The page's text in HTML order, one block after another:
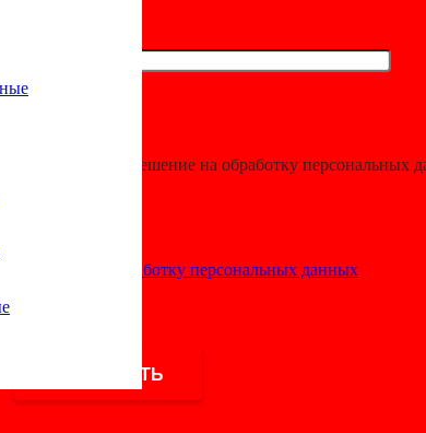
Я даю разрешение на обработку персональных
Согласие на обработку персональных данных
(управляемым) пуском;
воздушные;